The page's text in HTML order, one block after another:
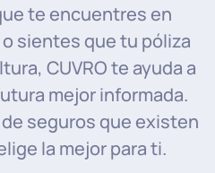
te encuentres en
sientes que tu póliza
CUVRO te ayuda a
mejor informada.
seguros que existen
la mejor para ti.